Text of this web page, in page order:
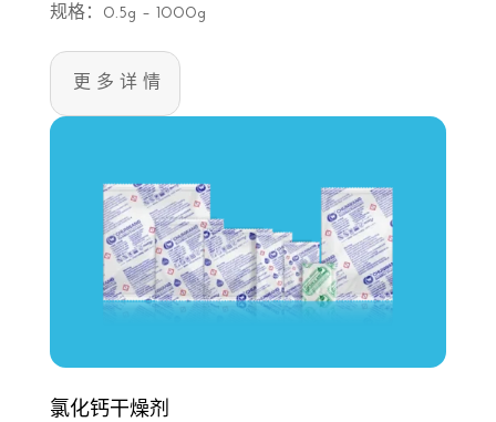
规格：0.5g – 1000g
更多详情
氯化钙干燥剂